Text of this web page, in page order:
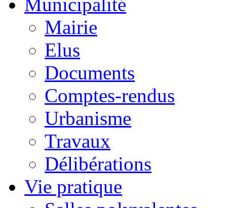
Mairie
Elus
Documents
Comptes-rendus
Urbanisme
Travaux
Délibérations
Vie pratique